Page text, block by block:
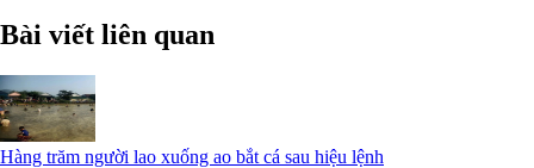
Bài viết liên quan
Hàng trăm người lao xuống ao bắt cá sau hiệu lệnh